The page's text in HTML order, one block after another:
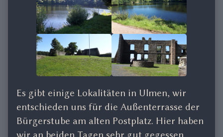
Es gibt einige Lokalitäten in Ulmen, wir
entschieden uns für die Außenterrasse der
Bürgerstube am alten Postplatz. Hier haben